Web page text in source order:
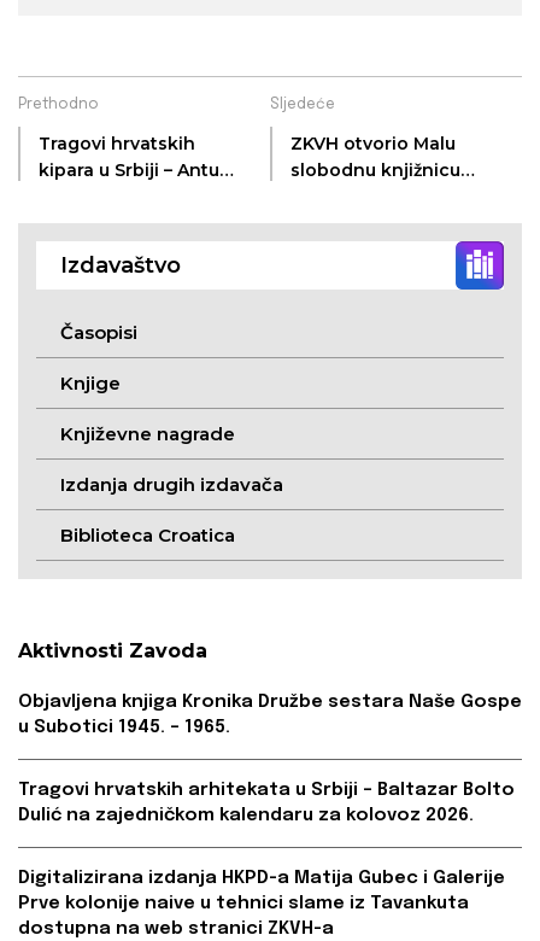
Prethodno
Tragovi hrvatskih
kipara u Srbiji – Antun
zajedničkom
2025.
Sljedeće
ZKVH otvorio Malu
slobodnu knjižnicu
Izdavaštvo
Časopisi
Knjige
Književne nagrade
Izdanja drugih izdavača
Biblioteca Croatica
Aktivnosti Zavoda
Objavljena knjiga Kronika Družbe sestara Naše Gospe
u Subotici 1945. – 1965.
Tragovi hrvatskih arhitekata u Srbiji – Baltazar Bolto
Dulić na zajedničkom kalendaru za kolovoz 2026.
Digitalizirana izdanja HKPD-a Matija Gubec i Galerije
Prve kolonije naive u tehnici slame iz Tavankuta
dostupna na web stranici ZKVH-a